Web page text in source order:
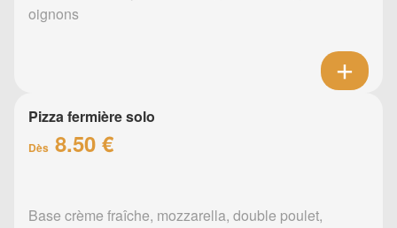
oignons
Pizza fermière solo
Dès 8.50 €
Base crème fraîche, mozzarella, double poulet,